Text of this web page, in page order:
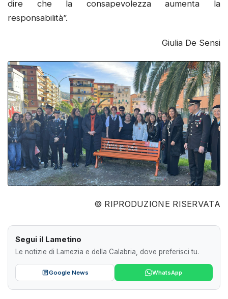
dire che la consapevolezza aumenta la
responsabilità”.
Giulia De Sensi
© RIPRODUZIONE RISERVATA
Segui il Lametino
Le notizie di Lamezia e della Calabria, dove preferisci tu.
Google News WhatsApp